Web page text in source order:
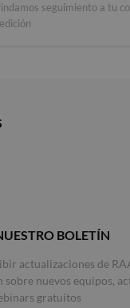
seguimiento a tu
BOLETÍN
actualizaciones de
nuevos equipos,
gratuitos